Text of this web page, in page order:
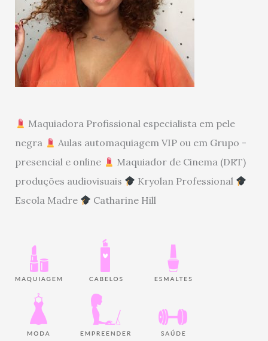
Maquiadora Profissional especialista em pele
negra
Aulas automaquiagem VIP ou em Grupo -
presencial e online
Maquiador de Cinema (DRT)
produções audiovisuais
Kryolan Professional
Escola Madre
Catharine Hill